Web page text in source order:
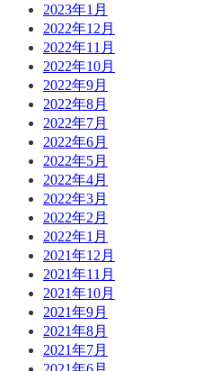
2023年1月
2022年12月
2022年11月
2022年10月
2022年9月
2022年8月
2022年7月
2022年6月
2022年5月
2022年4月
2022年3月
2022年2月
2022年1月
2021年12月
2021年11月
2021年10月
2021年9月
2021年8月
2021年7月